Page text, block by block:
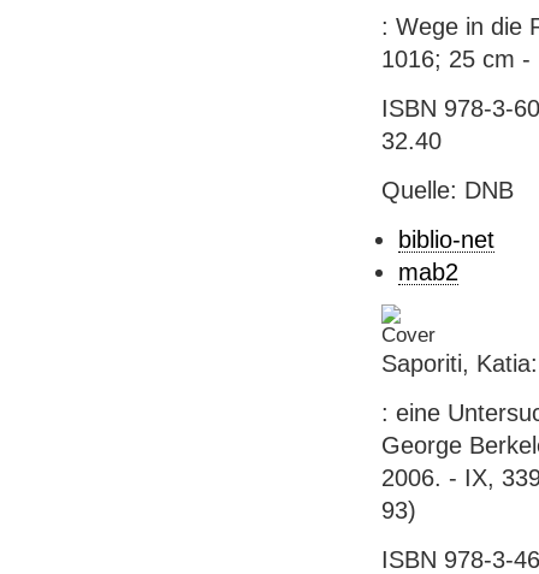
: Wege in die
1016; 25 cm
ISBN 978-3-
32.40
Quelle: DNB
biblio-net
mab2
Saporiti,
: eine
George
2006. - IX,
93)
ISBN 978-3-